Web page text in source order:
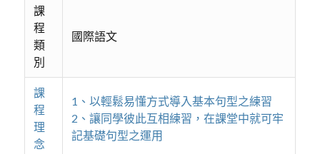
課
程
類
別
國際語文
課
程
理
念
1、以輕鬆易懂方式導入基本句型之練習
2、讓同學彼此互相練習，在課堂中就可牢
記基礎句型之運用